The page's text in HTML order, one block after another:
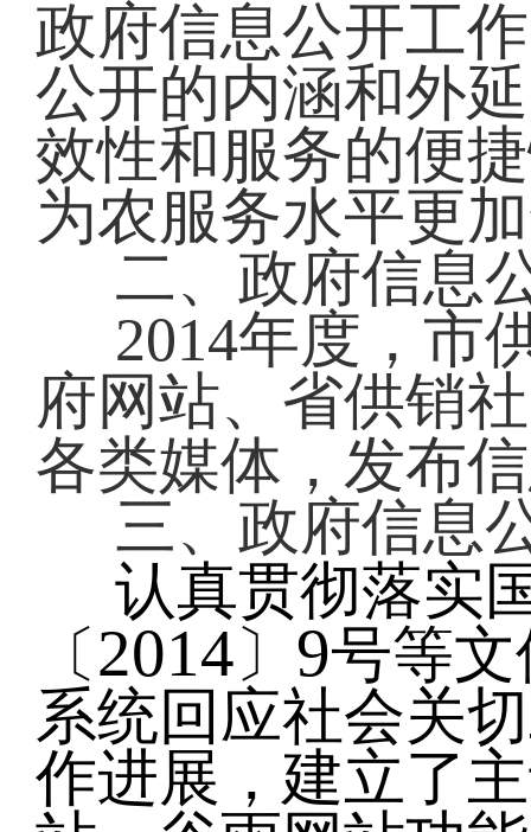
政府信息公开工
公开的内涵和外
效性和服务的便
为农服务水平更
二、政府信息
2014年度，市
府网站、省供销
各类媒体，发布
三、政府信息
认真贯彻落实
〔 2014 〕 9号等
系统回应社会关
作进展，建立了